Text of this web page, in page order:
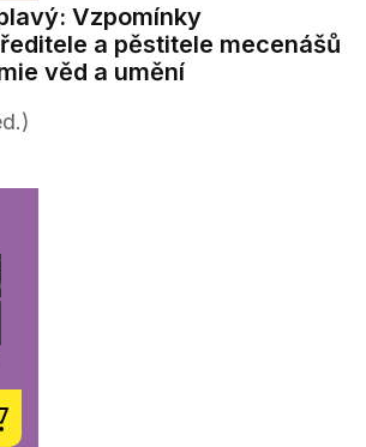
Vzpomínky
a pěstitele mecenášů
věd a umění